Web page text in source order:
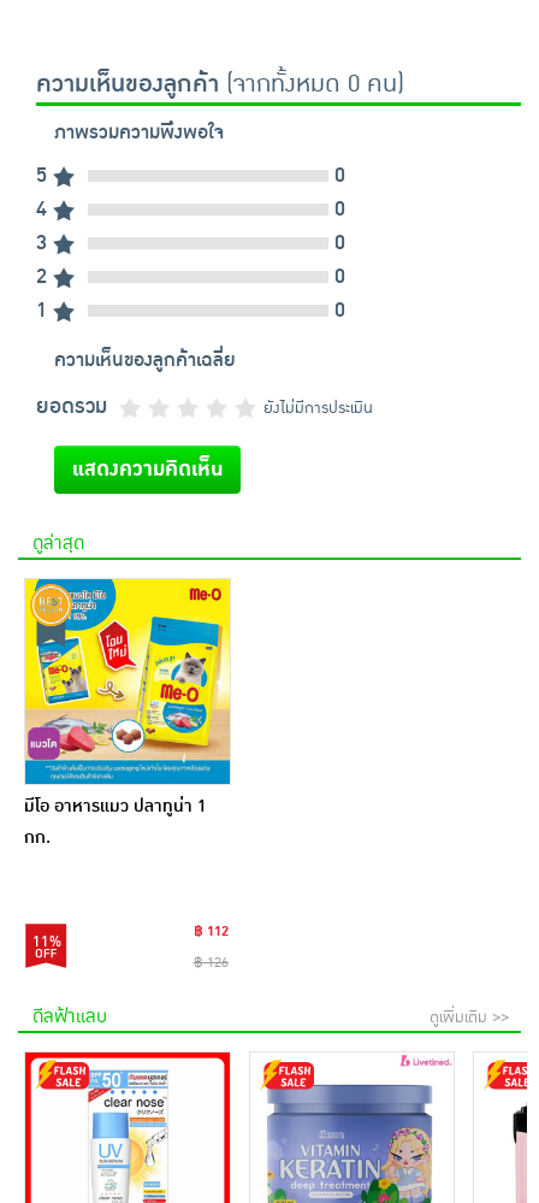
ความเห็นของลูกค้า (จากทั้งหมด 0 คน)
ภาพรวมความพึงพอใจ
5
0
4
0
3
0
2
0
1
0
ความเห็นของลูกค้าเฉลี่ย
ยอดรวม ยังไม่มีการประเมิน
แสดงความคิดเห็น
ดูล่าสุด
มีโอ อาหารแมว ปลาทูน่า 1
กก.
11%
฿ 112
฿ 126
ดีลฟ้าแลบ ดูเพิ่มเติม >>